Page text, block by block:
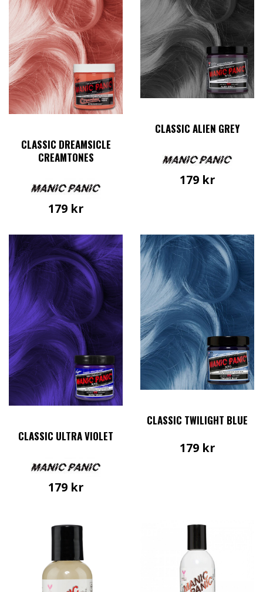
CLASSIC DREAMSICLE
CREAMTONES
179 kr
CLASSIC ALIEN GREY
179 kr
CLASSIC ULTRA VIOLET
179 kr
CLASSIC TWILIGHT BLUE
179 kr